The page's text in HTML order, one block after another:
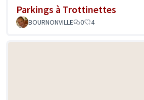
Parkings à Trottinettes
BOURNONVILLE
0 4